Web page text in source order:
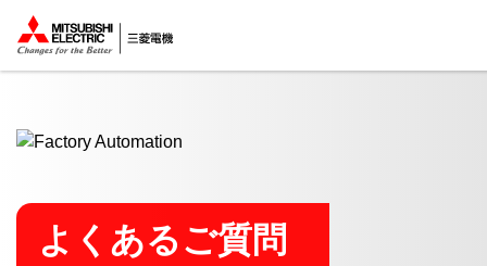
ここから本文
よくあるご質問